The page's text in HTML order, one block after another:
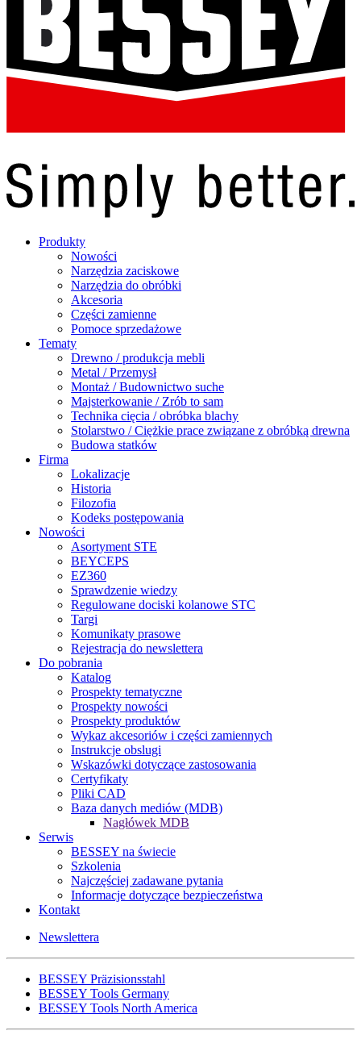
Produkty
Nowości
Narzędzia zaciskowe
Narzędzia do obróbki
Akcesoria
Części zamienne
Pomoce sprzedażowe
Tematy
Drewno / produkcja mebli
Metal / Przemysł
Montaż / Budownictwo suche
Majsterkowanie / Zrób to sam
Technika cięcia / obróbka blachy
Stolarstwo / Ciężkie prace związane z obróbką drewna
Budowa statków
Firma
Lokalizacje
Historia
Filozofia
Kodeks postępowania
Nowości
Asortyment STE
BEYCEPS
EZ360
Sprawdzenie wiedzy
Regulowane dociski kolanowe STC
Targi
Komunikaty prasowe
Rejestracja do newslettera
Do pobrania
Katalog
Prospekty tematyczne
Prospekty nowości
Prospekty produktów
Wykaz akcesoriów i części zamiennych
Instrukcje obslugi
Wskazówki dotyczące zastosowania
Certyfikaty
Pliki CAD
Baza danych mediów (MDB)
Nagłówek MDB
Serwis
BESSEY na świecie
Szkolenia
Najczęściej zadawane pytania
Informacje dotyczące bezpieczeństwa
Kontakt
Newslettera
BESSEY Präzisionsstahl
BESSEY Tools Germany
BESSEY Tools North America